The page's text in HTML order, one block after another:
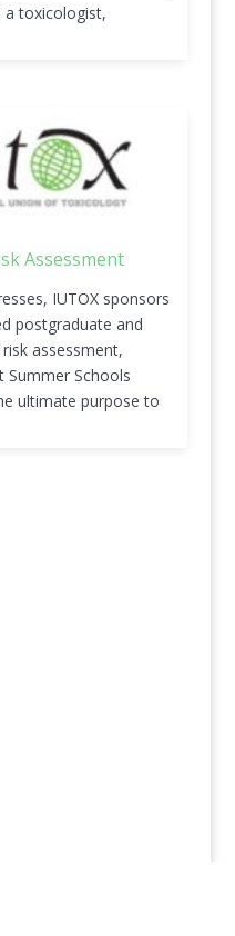
a toxicologist,
Assessment
IUTOX sponsors
postgraduate and
assessment,
Summer Schools
ultimate purpose to